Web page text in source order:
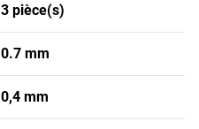
3 pièce(s)
0.7 mm
0,4 mm